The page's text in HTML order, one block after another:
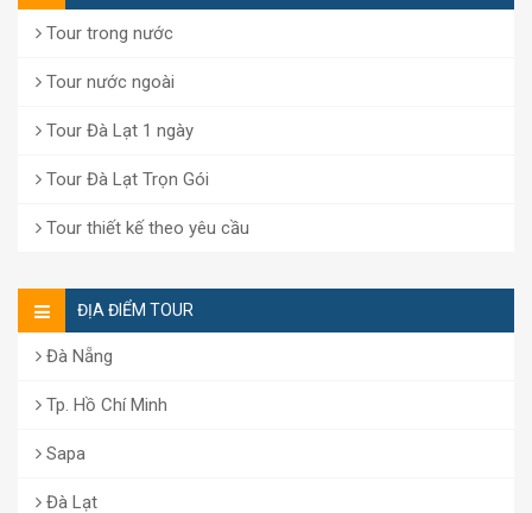
Tour trong nước
Tour nước ngoài
Tour Đà Lạt 1 ngày
Tour Đà Lạt Trọn Gói
Tour thiết kế theo yêu cầu
ĐỊA ĐIỂM TOUR
Đà Nẵng
Tp. Hồ Chí Minh
Sapa
Đà Lạt